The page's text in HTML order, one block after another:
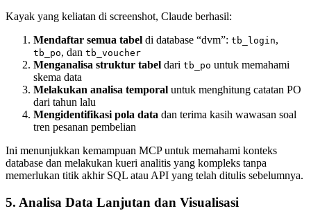
Kayak yang keliatan di screenshot, Claude berhasil:
Mendaftar semua tabel di database “dvm”: tb_login,
tb_po, dan tb_voucher
Menganalisa struktur tabel dari tb_po untuk memahami
skema data
Melakukan analisa temporal untuk menghitung catatan PO
dari tahun lalu
Mengidentifikasi pola data dan terima kasih wawasan soal
tren pesanan pembelian
Ini menunjukkan kemampuan MCP untuk memahami konteks
database dan melakukan kueri analitis yang kompleks tanpa
memerlukan titik akhir SQL atau API yang telah ditulis sebelumnya.
5. Analisa Data Lanjutan dan Visualisasi